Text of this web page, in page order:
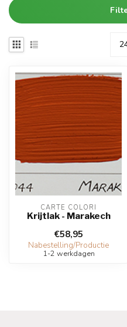
CARTE COLORI
Krijtlak - Marakech
€58,95
Nabestelling/Productie
1-2 werkdagen